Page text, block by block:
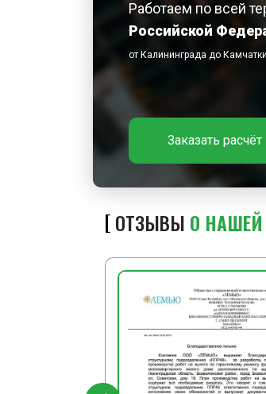
Работаем по всей
Российской
от Калининграда до Камчатки
Заказать
ОТЗЫВЫ О НАШЕЙ